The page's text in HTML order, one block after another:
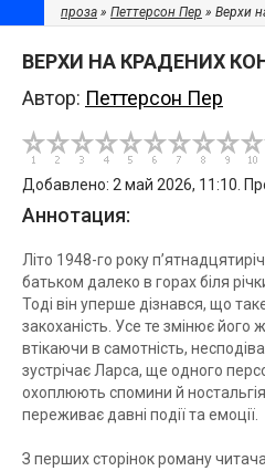
проза » Петтерсон Пер » Верхи
ВЕРХИ НА КРАДЕНИХ
Автор: Петтерсон Пер
Добавлено: 2 май 2026, 11:10.
Аннотация:
Літо 1948-го року
батьком далеко в горах біля
Тоді він уперше дізнався, що
закоханість. Усе те змінює його
втікаючи в самотність,
зустрічає Ларса, ще одного
охоплюють спомини й
переживає давні події та емоції.
З перших сторінок роману